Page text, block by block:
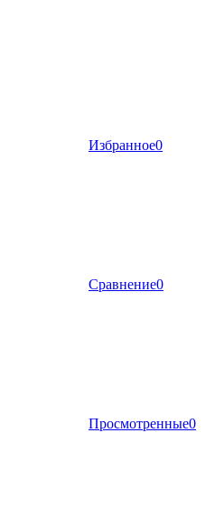
Избранное0
Сравнение0
Просмотренные0